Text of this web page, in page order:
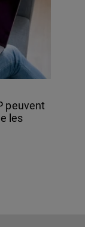
peuvent
les